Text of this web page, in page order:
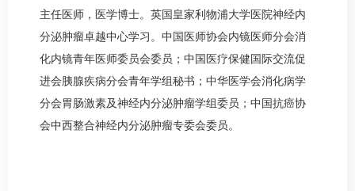
主任医师，医学博士。英国皇家利物浦大学医院神经内
分泌肿瘤卓越中心学习。中国医师协会内镜医师分会消
化内镜青年医师委员会委员；中国医疗保健国际交流促
进会胰腺疾病分会青年学组秘书；中华医学会消化病学
分会胃肠激素及神经内分泌肿瘤学组委员；中国抗癌协
会中西整合神经内分泌肿瘤专委会委员。